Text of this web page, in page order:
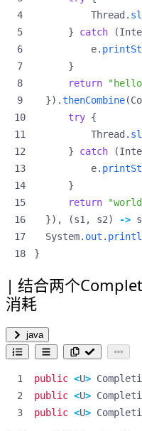
Thread .
}
catch (
e.
}
return
}).thenCombine(
try {
Thread .
}
catch (
e.
}
return
}),
(s1 , s2) ->
System. out .
}
结合两个
消耗
java
public <U>
public <U>
public <U>